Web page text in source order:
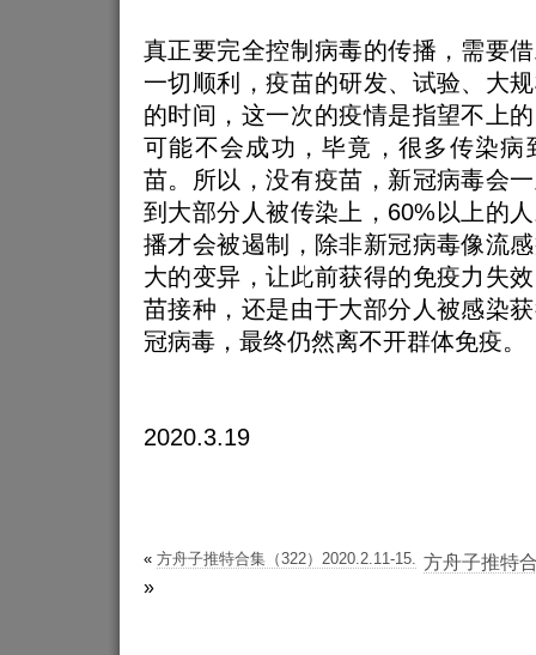
真正要完全控制病毒的传播，需要
一切顺利，疫苗的研发、试验、大
的时间，这一次的疫情是指望不上
可能不会成功，毕竟，很多传染病
苗。所以，没有疫苗，新冠病毒会
到大部分人被传染上，60%以上的
播才会被遏制，除非新冠病毒像流
大的变异，让此前获得的免疫力失
苗接种，还是由于大部分人被感染
冠病毒，最终仍然离不开群体免疫。
2020.3.19
« 方舟子推特合集（322）2020.2.11-15. 方舟子推特
»